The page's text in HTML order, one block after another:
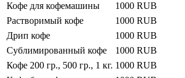
Кофе для кофемашины 1000 RUB
Растворимый кофе 1000 RUB
Дрип кофе 1000 RUB
Сублимированный кофе 1000 RUB
Кофе 200 гр., 500 гр., 1 кг. 1000 RUB